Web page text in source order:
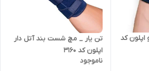
اپلون کد
تن یار _ مچ شست بند آتل دار
اپلون کد 3160
ناموجود